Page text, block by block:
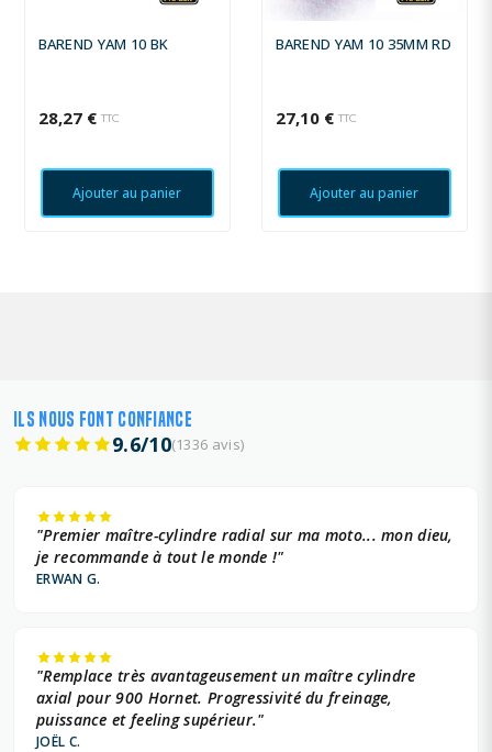
BAREND YAM 10 BK
28,27 € TTC
Ajouter au panier
BAREND YAM 10 35MM RD
27,10 € TTC
Ajouter au panier
ILS NOUS FONT CONFIANCE
9.6/10(1336 avis)
"Premier maître-cylindre radial sur ma moto... mon dieu,
je recommande à tout le monde !"
ERWAN G.
"Remplace très avantageusement un maître cylindre
axial pour 900 Hornet. Progressivité du freinage,
puissance et feeling supérieur."
JOËL C.